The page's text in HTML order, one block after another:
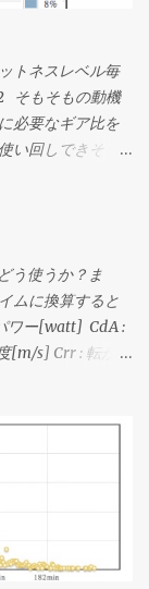
データを持って
を仮決めする 脳
移を調べる シミ
比を決定する っ
はルートラボや
距離・標高のデ
分布から、 最
くなる速度) を
ンスにおけるギ
ケットで合致す
最大値に収まっ
対チェーン落ち
うなギアを選ん
トネスレベル毎
そもそもの動機
必要なギア比を
い回しできそう
v 4.0
。このページで
体はJavaScript
できますし、必
もできますで
ーの体重がもっ
ーのパワーウェ
ます。逆に言う
く。その辺をま
う使うか？ま
ムに換算すると
ワー[watt] CdA :
[m/s] Crr : 転がり
Crr・m・g・v) /
る式(1を三次方程
m ・g ・Crr d =
√(3・(27・
d - 3・a・√(3・
れこの3つの式で